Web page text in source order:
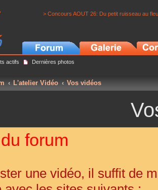
> Concours AOUT 26: Du petit ruisseau au
actifs Dernières photos
L'atelier Vidéo Vos vidéos
forum
une vidéo, il suffit de